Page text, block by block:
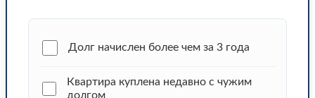
Долг начислен более чем за 3 года
Квартира куплена недавно с чужим
долгом